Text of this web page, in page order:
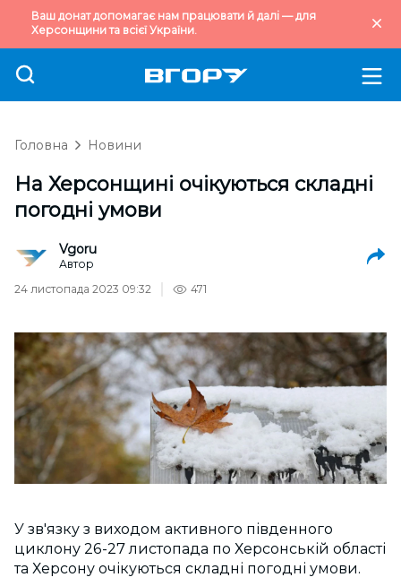
Ваш донат допомагає нам працювати й далі — для
Херсонщини та всієї України.
Головна Новини
На Херсонщині очікуються складні
погодні умови
Vgoru
Автор
24 листопада 2023 09:32
471
У зв'язку з виходом активного південного
циклону 26-27 листопада по Херсонській області
та Херсону очікуються складні погодні умови.